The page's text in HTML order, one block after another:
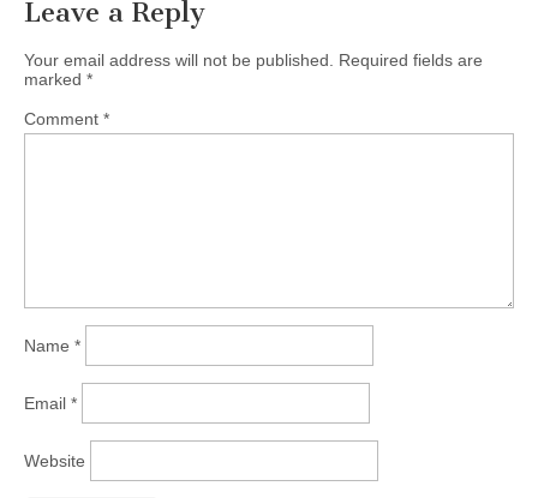
Leave a Reply
Your email address will not be published. Required fields are
marked *
Comment *
Name *
Email *
Website